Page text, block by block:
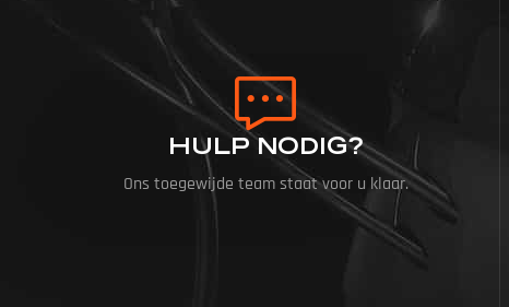
HULP NODIG?
Ons toegewijde team staat voor u klaar.